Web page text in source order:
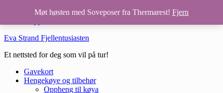
Hopp til hovedinnhold
Eva Strand Fjellentusiasten
Et nettsted for deg som vil på tur!
Gavekort
Hengekøye og tilbehør
Oppheng til køya
Møt høsten med Soveposer fra Thermarest! Fjern